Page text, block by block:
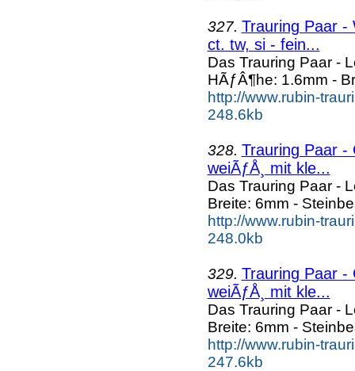
327. Trauring Paar -
ct. tw, si - fein...
Das Trauring Paar -
HÃƒÂ¶he: 1.6mm -
http://www.rubin-
248.6kb
328. Trauring Paar -
weiÃƒÅ¸ mit kle...
Das Trauring Paar -
Breite: 6mm -
http://www.rubin-
248.0kb
329. Trauring Paar -
weiÃƒÅ¸ mit kle...
Das Trauring Paar -
Breite: 6mm -
http://www.rubin-
247.6kb